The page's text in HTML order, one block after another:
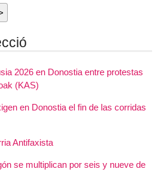
2026 en Donostia entre protestas
(KAS)
en Donostia el fin de las corridas
Antifaxista
se multiplican por seis y nueve de